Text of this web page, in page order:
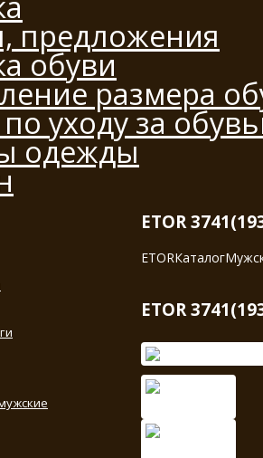
предложения
обуви
размера
уходу за
одежды
ETOR
ETORКаталог
ETOR